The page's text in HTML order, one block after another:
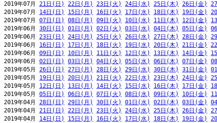
2019年07月 21日(日) 22日(月) 23日(火) 24日(水) 25日(木) 26日(金)
2019年07月 14日(日) 15日(月) 16日(火) 17日(水) 18日(木) 19日(金)
2019年07月 07日(日) 08日(月) 09日(火) 10日(水) 11日(木) 12日(金)
2019年06月 30日(日) 01日(月) 02日(火) 03日(水) 04日(木) 05日(金)
2019年06月 23日(日) 24日(月) 25日(火) 26日(水) 27日(木) 28日(金)
2019年06月 16日(日) 17日(月) 18日(火) 19日(水) 20日(木) 21日(金)
2019年06月 09日(日) 10日(月) 11日(火) 12日(水) 13日(木) 14日(金)
2019年06月 02日(日) 03日(月) 04日(火) 05日(水) 06日(木) 07日(金)
2019年05月 26日(日) 27日(月) 28日(火) 29日(水) 30日(木) 31日(金)
2019年05月 19日(日) 20日(月) 21日(火) 22日(水) 23日(木) 24日(金)
2019年05月 12日(日) 13日(月) 14日(火) 15日(水) 16日(木) 17日(金)
2019年05月 05日(日) 06日(月) 07日(火) 08日(水) 09日(木) 10日(金)
2019年04月 28日(日) 29日(月) 30日(火) 01日(水) 02日(木) 03日(金)
2019年04月 21日(日) 22日(月) 23日(火) 24日(水) 25日(木) 26日(金)
2019年04月 14日(日) 15日(月) 16日(火) 17日(水) 18日(木) 19日(金)